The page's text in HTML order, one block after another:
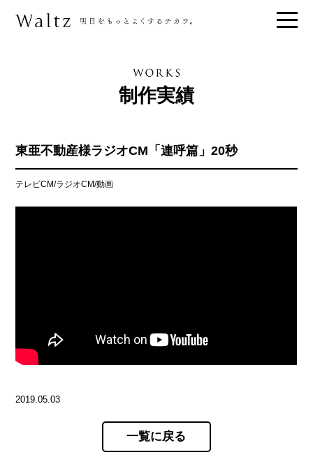
制作実績
東亜不動産様ラジオCM「連呼篇」20秒
テレビCM/ラジオCM/動画
2019.05.03
一覧に戻る